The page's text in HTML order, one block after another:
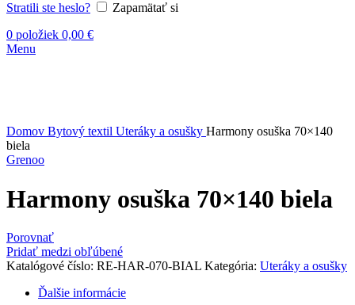
Stratili ste heslo?
Zapamätať si
0 položiek 0,00 €
Menu
Domov Bytový textil Uteráky a osušky Harmony osuška 70×140
biela
Grenoo
Harmony osuška 70×140 biela
Porovnať
Pridať medzi obľúbené
Katalógové číslo: RE-HAR-070-BIAL Kategória: Uteráky a osušky
Ďalšie informácie